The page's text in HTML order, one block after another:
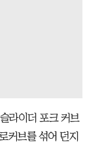
라이더 포크 커브
커브를 섞어 던지